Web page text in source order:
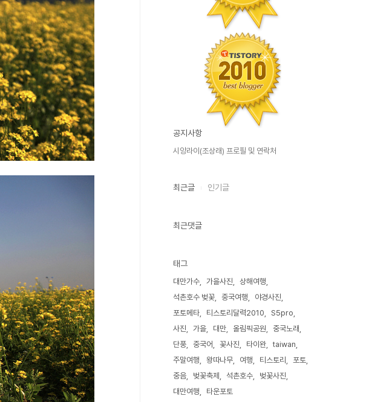
공지사항
시앙라이(조상래) 프로필 및 연락처
최근글 인기글
최근댓글
태그
대만가수 가을사진
상해여행
석촌호수 벚꽃
중국여행
야경사진
포토메타
티스토리달력2010
S5pro
사진
가을 대만 올림픽공원
중국노래
단풍
중국어 꽃사진 타이완
taiwan
주말여행
왕따나무 여행 티스토리
포토
중음
벚꽃축제 석촌호수
벚꽃사진
대만여행
타운포토